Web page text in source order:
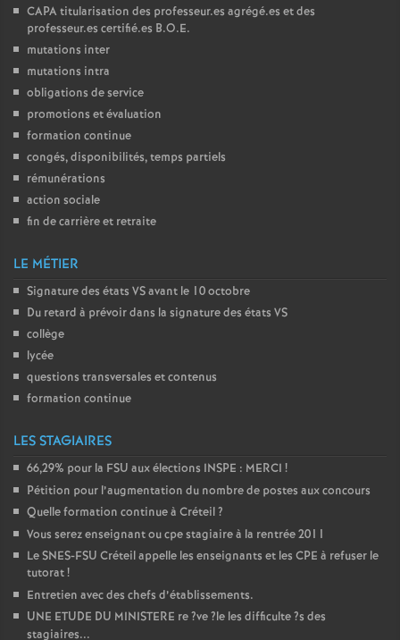
CAPAtitularisation des professeur.es agrégé.es et des
professeur.es certifié.es B.O.E.
mutations inter
mutations intra
obligations de service
promotions et évaluation
formation continue
congés, disponibilités, temps partiels
rémunérations
action sociale
fin de carrière et retraite
LE MÉTIER
Signature des états VSavant le 10 octobre
Du retard à prévoir dans la signature des états VS
collège
lycée
questions transversales et contenus
formation continue
LES STAGIAIRES
66,29% pour la FSU aux élections INSPE : MERCI !
Pétition pour l’augmentation du nombre de postes aux concours
Quelle formation continue à Créteil?
Vous serez enseignant ou cpe stagiaire à la rentrée 2011
LeSNES-FSU Créteil appelle les enseignants et les CPE à refuser le
tutorat!
Entretien avec des chefs d’établissements.
UNE ETUDE DU MINISTERE re?ve?le les difficulte?s des
stagiaires...